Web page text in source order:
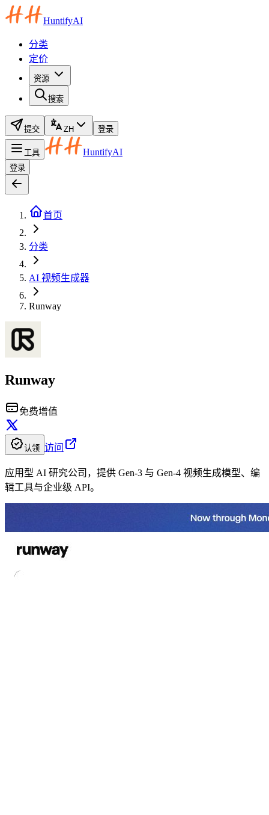
HuntifyAI
分类
定价
资源
搜索
提交 ZH 登录
工具 HuntifyAI
登录
首页
分类
AI 视频生成器
Runway
Runway
免费增值
认领 访问
应用型 AI 研究公司，提供 Gen-3 与 Gen-4 视频生成模型、编
辑工具与企业级 API。